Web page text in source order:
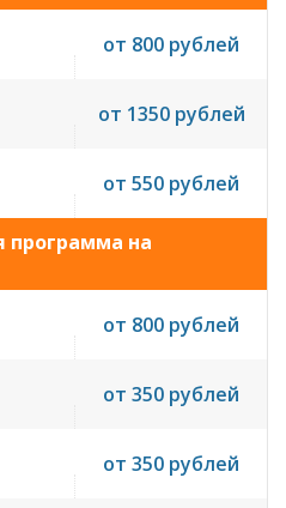
от 800 рублей
от 1350 рублей
от 550 рублей
программа на
от 800 рублей
от 350 рублей
от 350 рублей